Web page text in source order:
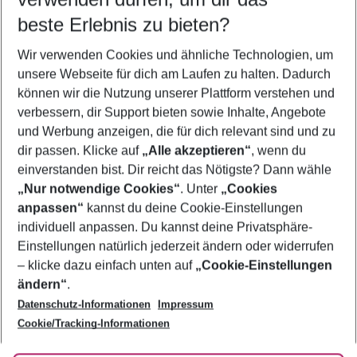
5-8 Nächte
2 Erwachsene Keine Kinder
Mehr Filter anzeigen
Footer
Footer navigation
Über uns
AGB
Bestpreisgarantie
Cookie-Einstellungen ändern
Cookie-Richtlinie
Agenturbetreuung
Barrierefreies Reisen
Folge uns
beste Erlebnis zu bieten?
Wir verwenden Cookies und ähnliche Technologien, um
unsere Webseite für dich am Laufen zu halten. Dadurch
können wir die Nutzung unserer Plattform verstehen und
verbessern, dir Support bieten sowie Inhalte, Angebote
und Werbung anzeigen, die für dich relevant sind und zu
dir passen. Klicke auf „Alle akzeptieren“, wenn du
einverstanden bist. Dir reicht das Nötigste? Dann wähle
„Nur notwendige Cookies“. Unter „Cookies
anpassen“ kannst du deine Cookie-Einstellungen
individuell anpassen. Du kannst deine Privatsphäre-
Einstellungen natürlich jederzeit ändern oder widerrufen
– klicke dazu einfach unten auf „Cookie-Einstellungen
ändern“.
Datenschutz-Informationen
Impressum
Cookie/Tracking-Informationen